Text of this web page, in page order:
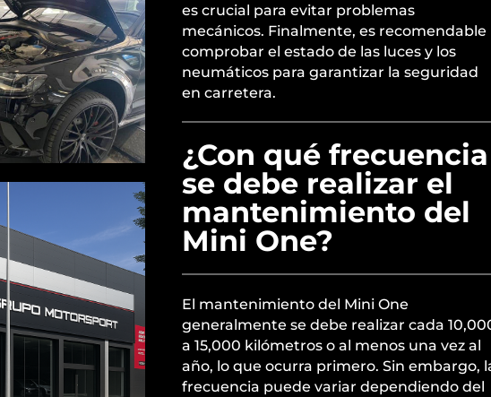
es crucial para evitar problemas
mecánicos. Finalmente, es recomendable
comprobar el estado de las luces y los
neumáticos para garantizar la seguridad
en carretera.
¿Con qué frecuencia
se debe realizar el
mantenimiento del
Mini One?
El mantenimiento del Mini One
generalmente se debe realizar cada
a 15,000 kilómetros o al menos una vez al
año, lo que ocurra primero. Sin embargo,
frecuencia puede variar dependiendo del